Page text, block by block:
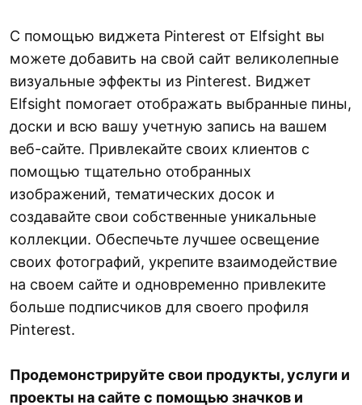
С помощью виджета Pinterest от Elfsight вы
можете добавить на свой сайт великолепные
визуальные эффекты из Pinterest. Виджет
Elfsight помогает отображать выбранные пины,
доски и всю вашу учетную запись на вашем
веб-сайте. Привлекайте своих клиентов с
помощью тщательно отобранных
изображений, тематических досок и
создавайте свои собственные уникальные
коллекции. Обеспечьте лучшее освещение
своих фотографий, укрепите взаимодействие
на своем сайте и одновременно привлеките
больше подписчиков для своего профиля
Pinterest.
Продемонстрируйте свои продукты, услуги и
проекты на сайте с помощью значков и